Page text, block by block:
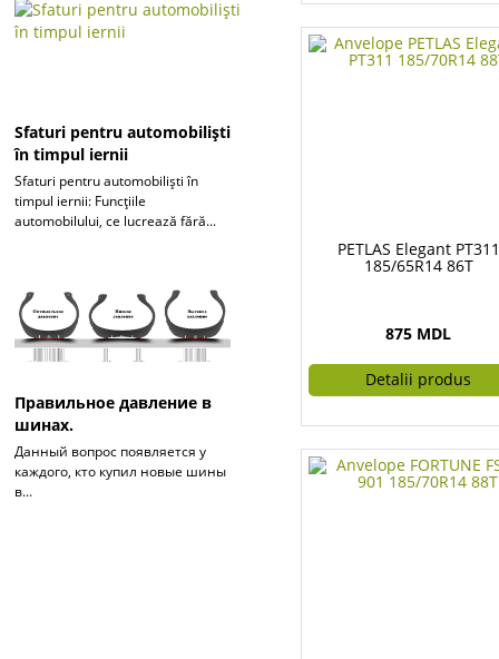
Sfaturi pentru automobiliști
în timpul iernii
Sfaturi pentru automobiliști în
timpul iernii: Funcțiile
automobilului, ce lucrează fără...
Правильное давление в
шинах.
Данный вопрос появляется у
каждого, кто купил новые шины
в...
PETLAS Elegant PT311
185/65R14 86T
875 MDL
Detalii produs